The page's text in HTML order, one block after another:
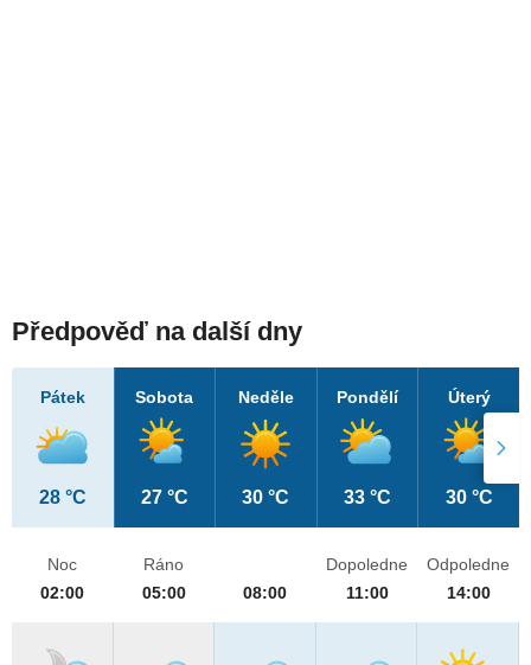
Předpověď na další dny
Pátek
28 °C
Sobota
27 °C
Neděle
30 °C
Pondělí
33 °C
Úterý
30 °C
Noc
02:00
Ráno
05:00
08:00
Dopoledne
11:00
Odpoledne
14:00